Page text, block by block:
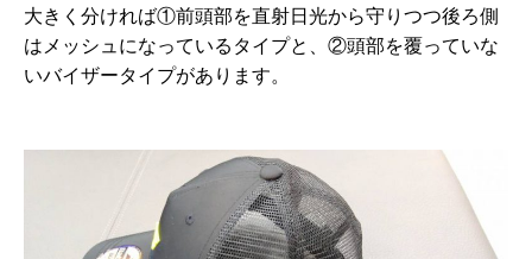
大きく分ければ①前頭部を直射日光から守りつつ後ろ側
はメッシュになっているタイプと、②頭部を覆っていな
いバイザータイプがあります。